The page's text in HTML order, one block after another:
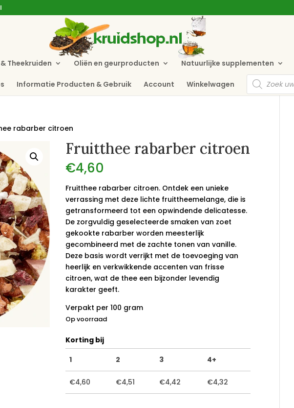
Theekruiden Oliën en geurproducten Natuurlijke supplementen
Informatie Producten & Gebruik Account Winkelwagen
Producten
zoeken
rabarber citroen
Fruitthee rabarber citroen
€4,60
Fruitthee rabarber citroen. Ontdek een unieke
verrassing met deze lichte fruittheemelange, die is
getransformeerd tot een opwindende delicatesse.
De zorgvuldig geselecteerde smaken van zoet
gekookte rabarber worden meesterlijk
gecombineerd met de zachte tonen van vanille.
Deze basis wordt verrijkt met de toevoeging van
heerlijk en verkwikkende accenten van frisse
citroen, wat de thee een bijzonder levendig
karakter geeft.
Verpakt per 100 gram
Op voorraad
Korting bij
1
2 3 4+
€4,60 €4,51 €4,42 €4,32